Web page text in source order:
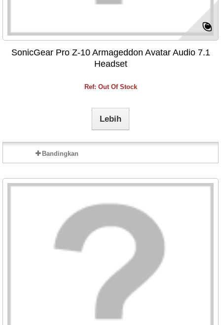
SonicGear Pro Z-10 Armageddon Avatar Audio 7.1
Headset
Ref: Out Of Stock
Lebih
Bandingkan